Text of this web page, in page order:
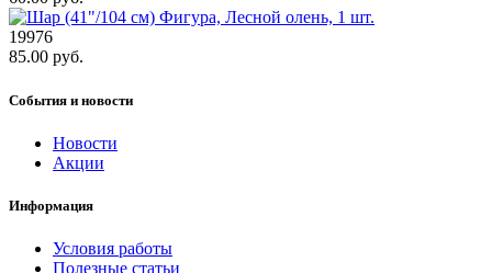
19976
85.00 руб.
События и новости
Новости
Акции
Информация
Условия работы
Полезные статьи